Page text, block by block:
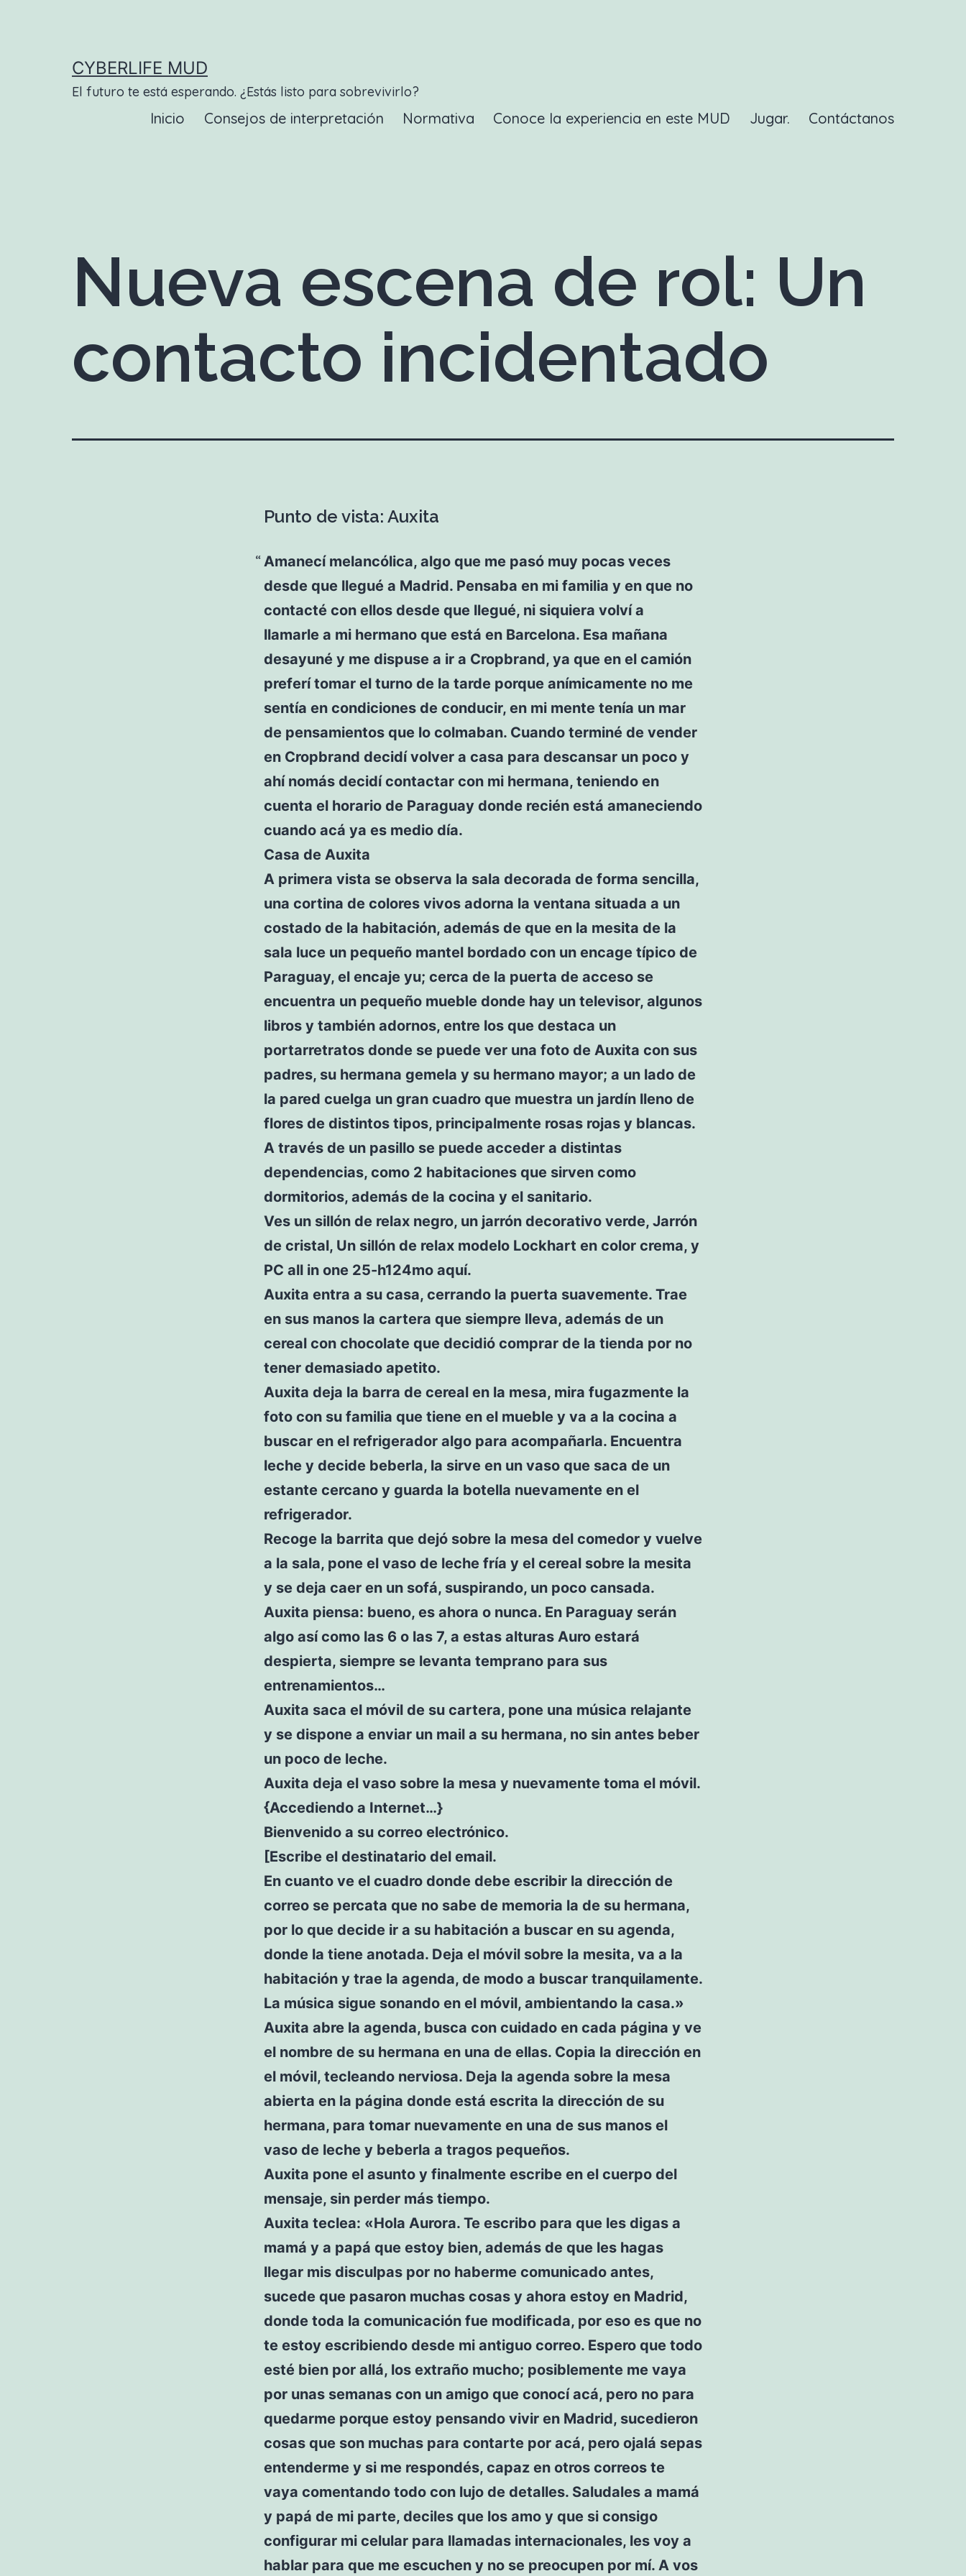
CYBERLIFE MUD
El futuro te está esperando. ¿Estás listo para sobrevivirlo?
Inicio Consejos de interpretación Normativa Conoce la experiencia en este MUD Jugar. Contáctanos
Nueva escena de rol: Un
contacto incidentado
Punto de vista: Auxita
Amanecí melancólica, algo que me pasó muy pocas veces
desde que llegué a Madrid. Pensaba en mi familia y en que no
contacté con ellos desde que llegué, ni siquiera volví a
llamarle a mi hermano que está en Barcelona. Esa mañana
desayuné y me dispuse a ir a Cropbrand, ya que en el camión
preferí tomar el turno de la tarde porque anímicamente no me
sentía en condiciones de conducir, en mi mente tenía un mar
de pensamientos que lo colmaban. Cuando terminé de vender
en Cropbrand decidí volver a casa para descansar un poco y
ahí nomás decidí contactar con mi hermana, teniendo en
cuenta el horario de Paraguay donde recién está amaneciendo
cuando acá ya es medio día.
Casa de Auxita
A primera vista se observa la sala decorada de forma sencilla,
una cortina de colores vivos adorna la ventana situada a un
costado de la habitación, además de que en la mesita de la
sala luce un pequeño mantel bordado con un encage típico de
Paraguay, el encaje yu; cerca de la puerta de acceso se
encuentra un pequeño mueble donde hay un televisor, algunos
libros y también adornos, entre los que destaca un
portarretratos donde se puede ver una foto de Auxita con sus
padres, su hermana gemela y su hermano mayor; a un lado de
la pared cuelga un gran cuadro que muestra un jardín lleno de
flores de distintos tipos, principalmente rosas rojas y blancas.
A través de un pasillo se puede acceder a distintas
dependencias, como 2 habitaciones que sirven como
dormitorios, además de la cocina y el sanitario.
Ves un sillón de relax negro, un jarrón decorativo verde, Jarrón
de cristal, Un sillón de relax modelo Lockhart en color crema, y
PC all in one 25-h124mo aquí.
Auxita entra a su casa, cerrando la puerta suavemente. Trae
en sus manos la cartera que siempre lleva, además de un
cereal con chocolate que decidió comprar de la tienda por no
tener demasiado apetito.
Auxita deja la barra de cereal en la mesa, mira fugazmente la
foto con su familia que tiene en el mueble y va a la cocina a
buscar en el refrigerador algo para acompañarla. Encuentra
leche y decide beberla, la sirve en un vaso que saca de un
estante cercano y guarda la botella nuevamente en el
refrigerador.
Recoge la barrita que dejó sobre la mesa del comedor y vuelve
a la sala, pone el vaso de leche fría y el cereal sobre la mesita
y se deja caer en un sofá, suspirando, un poco cansada.
Auxita piensa: bueno, es ahora o nunca. En Paraguay serán
algo así como las 6 o las 7, a estas alturas Auro estará
despierta, siempre se levanta temprano para sus
entrenamientos…
Auxita saca el móvil de su cartera, pone una música relajante
y se dispone a enviar un mail a su hermana, no sin antes beber
un poco de leche.
Auxita deja el vaso sobre la mesa y nuevamente toma el móvil.
{Accediendo a Internet…}
Bienvenido a su correo electrónico.
[Escribe el destinatario del email.
En cuanto ve el cuadro donde debe escribir la dirección de
correo se percata que no sabe de memoria la de su hermana,
por lo que decide ir a su habitación a buscar en su agenda,
donde la tiene anotada. Deja el móvil sobre la mesita, va a la
habitación y trae la agenda, de modo a buscar tranquilamente.
La música sigue sonando en el móvil, ambientando la casa.»
Auxita abre la agenda, busca con cuidado en cada página y ve
el nombre de su hermana en una de ellas. Copia la dirección en
el móvil, tecleando nerviosa. Deja la agenda sobre la mesa
abierta en la página donde está escrita la dirección de su
hermana, para tomar nuevamente en una de sus manos el
vaso de leche y beberla a tragos pequeños.
Auxita pone el asunto y finalmente escribe en el cuerpo del
mensaje, sin perder más tiempo.
Auxita teclea: «Hola Aurora. Te escribo para que les digas a
mamá y a papá que estoy bien, además de que les hagas
llegar mis disculpas por no haberme comunicado antes,
sucede que pasaron muchas cosas y ahora estoy en Madrid,
donde toda la comunicación fue modificada, por eso es que no
te estoy escribiendo desde mi antiguo correo. Espero que todo
esté bien por allá, los extraño mucho; posiblemente me vaya
por unas semanas con un amigo que conocí acá, pero no para
quedarme porque estoy pensando vivir en Madrid, sucedieron
cosas que son muchas para contarte por acá, pero ojalá sepas
entenderme y si me respondés, capaz en otros correos te
vaya comentando todo con lujo de detalles. Saludales a mamá
y papá de mi parte, deciles que los amo y que si consigo
configurar mi celular para llamadas internacionales, les voy a
hablar para que me escuchen y no se preocupen por mí. A vos